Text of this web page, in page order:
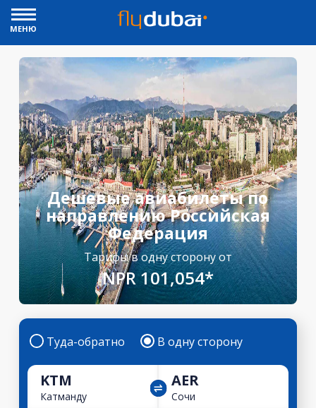
МЕНЮ
Дешевые авиабилеты по
направлению Российская
Федерация
Тарифы в одну сторону от
NPR 101,054*
Туда-обратно В одну сторону
KTM
Катманду
AER
Сочи